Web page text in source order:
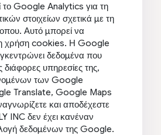
το Google Analytics για τη
στοιχείων σχετικά με τη
Αυτό μπορεί να
χρήση cookies. Η Google
δεδομένα που
διάφορες υπηρεσίες της,
των Google
Translate, Google Maps
και αποδέχεστε
INC δεν έχει κανέναν
δεδομένων της Google.